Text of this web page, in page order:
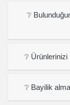
❔ Bulunduğum İl veya İlçe’de bayiniz